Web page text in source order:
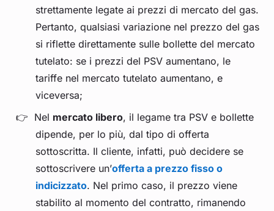
strettamente legate ai prezzi di mercato del gas.
Pertanto, qualsiasi variazione nel prezzo del gas
si riflette direttamente sulle bollette del mercato
tutelato: se i prezzi del PSV aumentano, le
tariffe nel mercato tutelato aumentano, e
viceversa;
Nel mercato libero, il legame tra PSV e bollette
dipende, per lo più, dal tipo di offerta
sottoscritta. Il cliente, infatti, può decidere se
sottoscrivere un’offerta a prezzo fisso o
indicizzato. Nel primo caso, il prezzo viene
stabilito al momento del contratto, rimanendo